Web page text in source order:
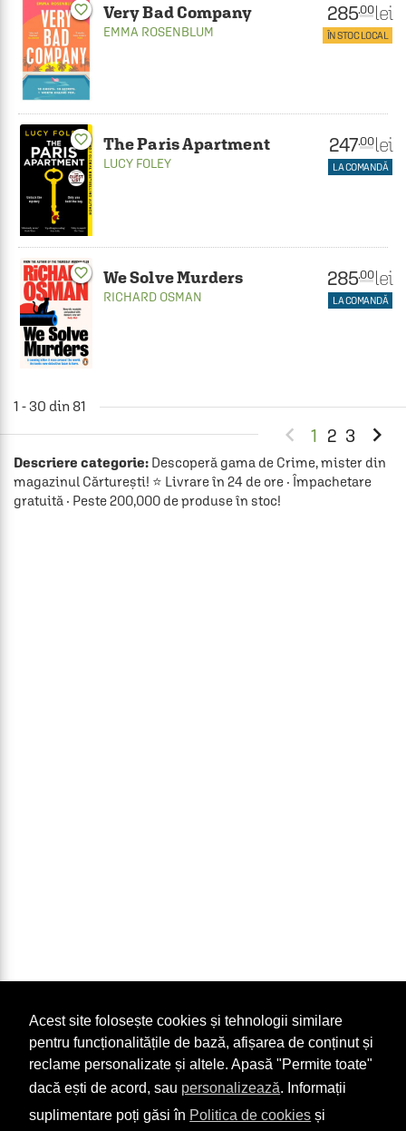
Acest site folosește cookies și tehnologii similare
pentru funcționalitățile de bază, afișarea de conținut și
reclame personalizate și altele. Apasă "Permite toate"
dacă ești de acord, sau personalizează. Informații
suplimentare poți găsi în Politica de cookies și
favorite_border Very Bad Company
EMMA ROSENBLUM
285.00 lei
ÎN STOC LOCAL
favorite_border The Paris Apartment
LUCY FOLEY
247.00 lei
LA COMANDĂ
favorite_border We Solve Murders
RICHARD OSMAN
285.00 lei
LA COMANDĂ
1 - 30 din 81
 1 2 3 
Descriere categorie: Descoperă gama de Crime, mister din
magazinul Cărturești! ⭐ Livrare în 24 de ore · Împachetare
gratuită · Peste 200,000 de produse în stoc!